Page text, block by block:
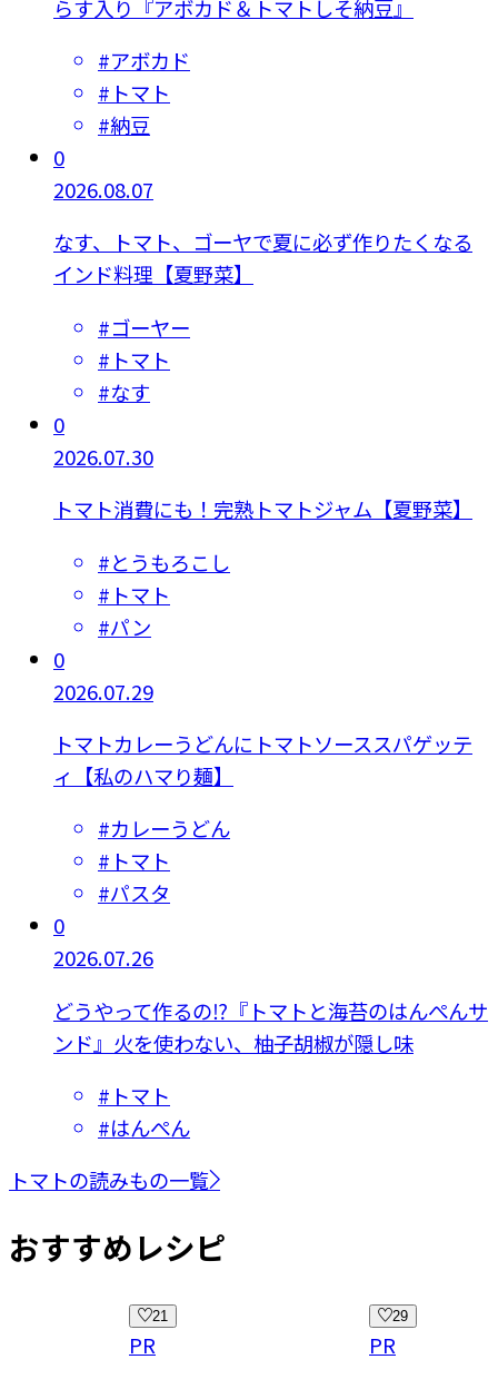
らす入り『アボカド＆トマトしそ納豆』
#アボカド
# トマト
#納豆
0
2026.08.07
なす、トマト、ゴーヤで夏に必ず作りたくなる
インド料理【夏野菜】
#ゴーヤー
# トマト
#なす
0
2026.07.30
トマト消費にも！完熟トマトジャム【夏野菜】
#とうもろこし
# トマト
#パン
0
2026.07.29
トマトカレーうどんにトマトソーススパゲッテ
ィ【私のハマり麺】
#カレーうどん
# トマト
#パスタ
0
2026.07.26
どうやって作るの⁉『トマトと海苔のはんぺんサ
ンド』火を使わない、柚子胡椒が隠し味
# トマト
#はんぺん
トマトの読みもの一覧
おすすめレシピ
29
PR
13
PR